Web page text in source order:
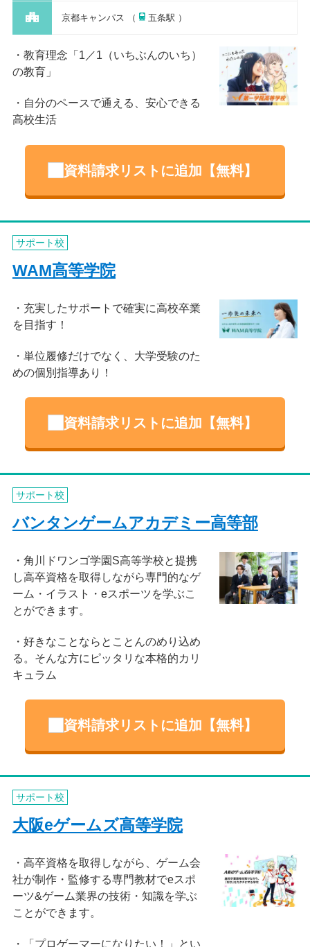
京都キャンパス （ 五条駅 ）
教育理念「1／1（いちぶんのいち）
の教育」
自分のペースで通える、安心できる
高校生活
資料請求リストに追加【無料】
サポート校
WAM高等学院
充実したサポートで確実に高校卒業
を目指す！
単位履修だけでなく、大学受験のた
めの個別指導あり！
資料請求リストに追加【無料】
サポート校
バンタンゲームアカデミー高等部
角川ドワンゴ学園S高等学校と提携
し高卒資格を取得しながら専門的なゲ
ーム・イラスト・eスポーツを学ぶこ
とができます。
好きなことならとことんのめり込め
る。そんな方にピッタリな本格的カリ
キュラム
資料請求リストに追加【無料】
サポート校
大阪eゲームズ高等学院
高卒資格を取得しながら、ゲーム会
社が制作・監修する専門教材でeスポ
ーツ&ゲーム業界の技術・知識を学ぶ
ことができます。
「プロゲーマーになりたい！」とい